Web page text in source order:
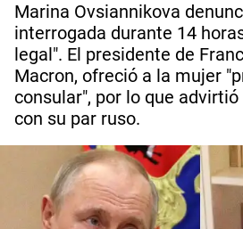
Marina Ovsiannikova
interrogada durante 14
legal". El presidente de
Macron, ofreció a la mujer
consular", por lo que
con su par ruso.